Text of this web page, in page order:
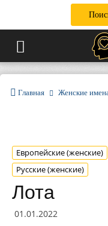
Главная Женские
Европейские (женские)
Русские (женские)
Лота
01.01.2022